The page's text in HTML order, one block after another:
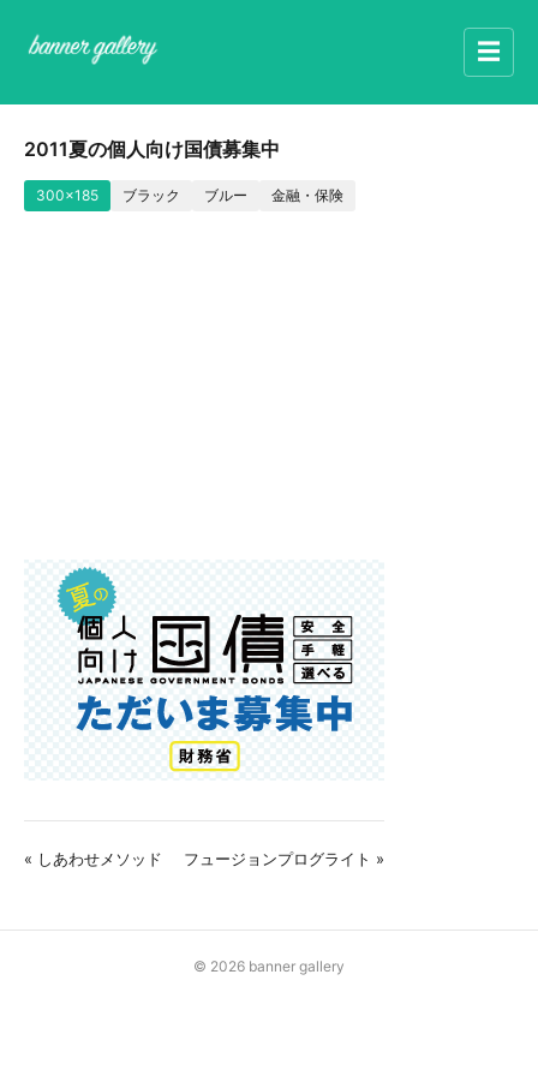
☰
2011夏の個人向け国債募集中
300x185 ブラック ブルー 金融・保険
« しあわせメソッド フュージョンプログライト »
© 2026 banner gallery